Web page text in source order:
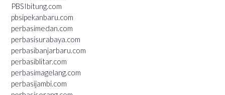
PBSIbitung.com
pbsipekanbaru.com
perbasimedan.com
perbasisurabaya.com
perbasibanjarbaru.com
perbasiblitar.com
perbasimagelang.com
perbasijambi.com